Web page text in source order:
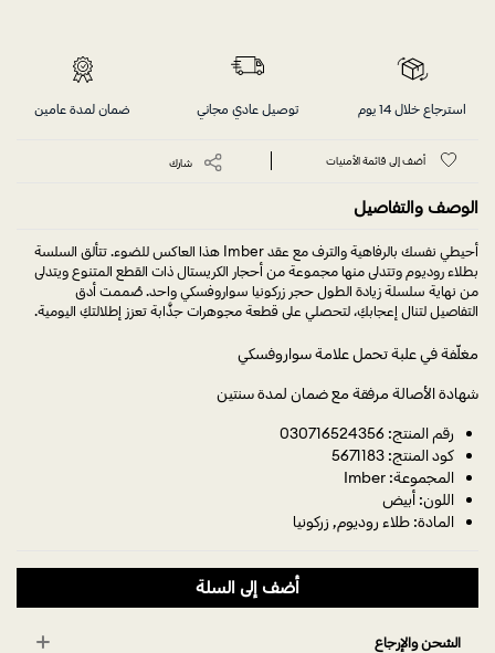
استرجاع خلال 14 يوم توصيل عادي مجاني ضمان لمدة عامين
أضف إلى قائمة الأمنيات شارك
الوصف والتفاصيل
أحيطي نفسك بالرفاهية والترف مع عقد Imber هذا العاكس للضوء. تتألق السلسة
بطلاء روديوم وتتدلى منها مجموعة من أحجار الكريستال ذات القطع المتنوع ويتدلى
من نهاية سلسلة زيادة الطول حجر زركونيا سواروفسكي واحد. صُممت أدق
التفاصيل لتنال إعجابكِ، لتحصلي على قطعة مجوهرات جذَّابة تعزز إطلالتكِ اليومية.
مغلّفة في علبة تحمل علامة سواروفسكي
شهادة الأصالة مرفقة مع ضمان لمدة سنتين
رقم المنتج: 030716524356
كود المنتج: 5671183
المجموعة: Imber
اللون: أبيض
المادة: طلاء روديوم, زركونيا
أضف إلى السلة
الشحن والإرجاع